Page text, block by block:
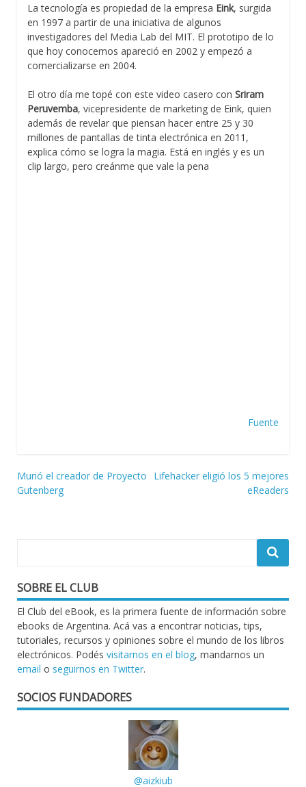
La tecnología es propiedad de la empresa Eink, surgida
en 1997 a partir de una iniciativa de algunos
investigadores del Media Lab del MIT. El prototipo de lo
que hoy conocemos apareció en 2002 y empezó a
comercializarse en 2004.
El otro día me topé con este video casero con Sriram
Peruvemba, vicepresidente de marketing de Eink, quien
además de revelar que piensan hacer entre 25 y 30
millones de pantallas de tinta electrónica en 2011,
explica cómo se logra la magia. Está en inglés y es un
clip largo, pero creánme que vale la pena
Fuente
Navegación
de
Murió el creador de Proyecto
Gutenberg
Lifehacker eligió los 5 mejores
eReaders
SOBRE EL CLUB
El Club del eBook, es la primera fuente de información sobre
ebooks de Argentina. Acá vas a encontrar noticias, tips,
tutoriales, recursos y opiniones sobre el mundo de los libros
electrónicos. Podés visitarnos en el blog, mandarnos un
email o seguirnos en Twitter.
SOCIOS FUNDADORES
@aizkiub